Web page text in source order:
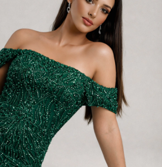
Vestido Izabele Longo Manga
Capa
R$489,90
4xdeR$122,48sem juros
6 cores
Comprar